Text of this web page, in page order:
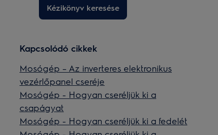
Kézikönyv keresése
Kapcsolódó cikkek
Mosógép – Az inverteres elektronikus
vezérlőpanel cseréje
Mosógép - Hogyan cseréljük ki a
csapágyat
Mosógép - Hogyan cseréljük ki a fedelét